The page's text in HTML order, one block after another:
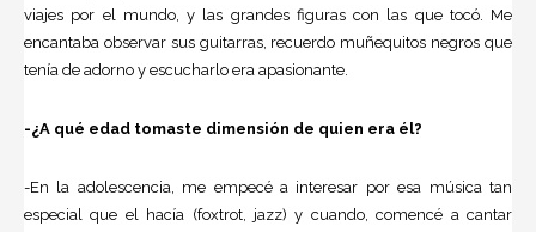
viajes por el mundo, y las grandes figuras con las que tocó. Me
encantaba observar sus guitarras, recuerdo muñequitos negros que
tenía de adorno y escucharlo era apasionante.
-¿A qué edad tomaste dimensión de quien era él?
-En la adolescencia, me empecé a interesar por esa música tan
especial que el hacía (foxtrot, jazz) y cuando, comencé a cantar